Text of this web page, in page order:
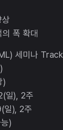
폭 확대
세미나
)
일), 2주
일), 2주
)